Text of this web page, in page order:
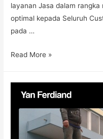
layanan Jasa dalam
optimal kepada Seluruh
pada …
Read More »